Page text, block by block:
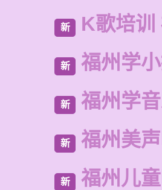
新 K歌培训
新 福州学
新 福州学
新 福州美
新 福州儿